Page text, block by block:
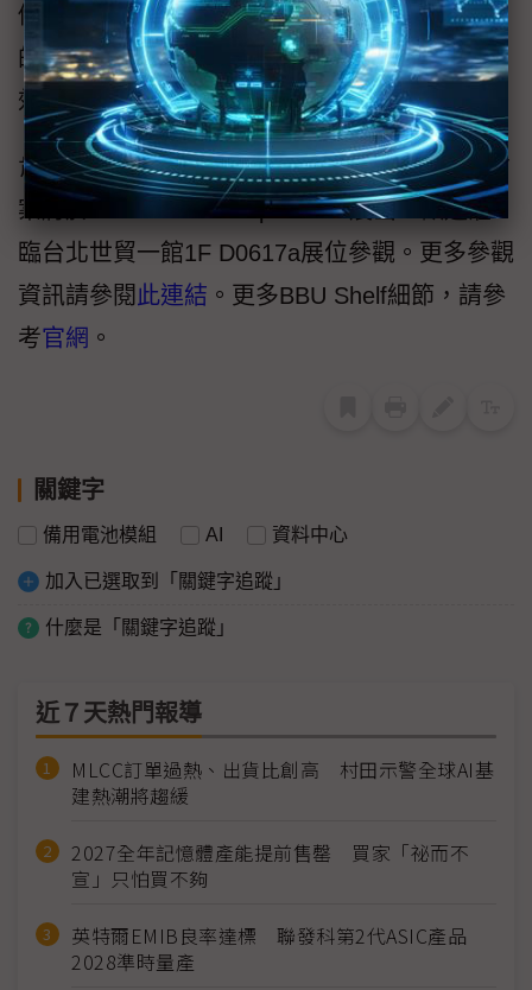
們產品組合增添了關鍵的備援機制。搭配我們
的Power Shelf，能為客戶提供涵蓋電力供應、
效率與系統可靠不斷電的完整解決方案。」
肯微科技33kW BBU Shelf與Power Shelf解決方
案將於COMPUTEX Taipei 2026展出，歡迎蒞
臨台北世貿一館1F D0617a展位參觀。更多參觀
資訊請參閱 此連結 。更多BBU Shelf細節，請參
考官網 。
關鍵字
備用電池模組 AI 資料中心
加入已選取到「關鍵字追蹤」
什麼是「關鍵字追蹤」
近７天熱門報導
MLCC訂單過熱、出貨比創高 村田示警全球AI基
建熱潮將趨緩
2027全年記憶體產能提前售罄 買家「祕而不
宣」只怕買不夠
英特爾EMIB良率達標 聯發科第2代ASIC產品
2028準時量產